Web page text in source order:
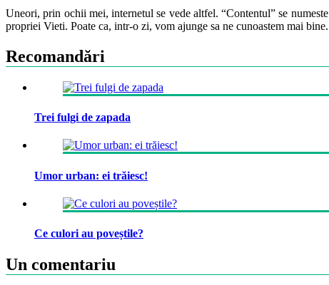
Uneori, prin ochii mei, internetul se vede altfel. “Contentul” se
propriei Vieti. Poate ca, intr-o zi, vom ajunge sa ne cunoastem mai bine.
Recomandări
Trei fulgi de zapada
Umor urban: ei trăiesc!
Ce culori au poveștile?
Un comentariu